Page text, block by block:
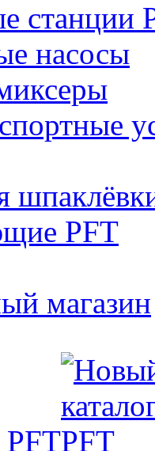
станции
насосы
PFT
магазин
PFT